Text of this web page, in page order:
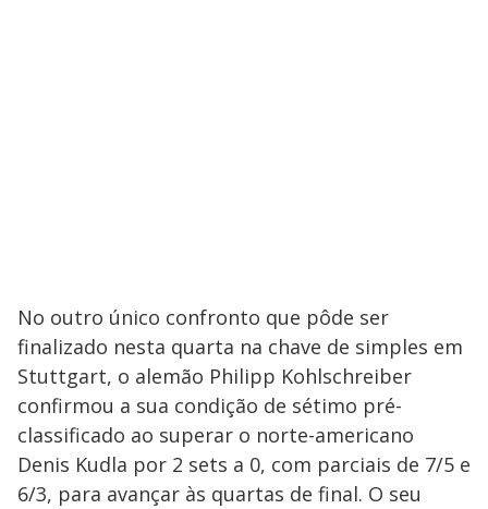
No outro único confronto que pôde ser
finalizado nesta quarta na chave de simples em
Stuttgart, o alemão Philipp Kohlschreiber
confirmou a sua condição de sétimo pré-
classificado ao superar o norte-americano
Denis Kudla por 2 sets a 0, com parciais de 7/5 e
6/3, para avançar às quartas de final. O seu